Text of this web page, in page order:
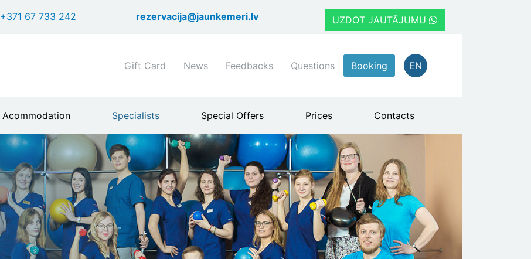
to
+371 67 733 242 rezervacija@jaunkemeri.lv UZDOT JAUTĀJUMU
Shortcuts
menu
Gift Card News Feedbacks Questions Booking EN
Acommodation Specialists Special Offers Prices Contacts